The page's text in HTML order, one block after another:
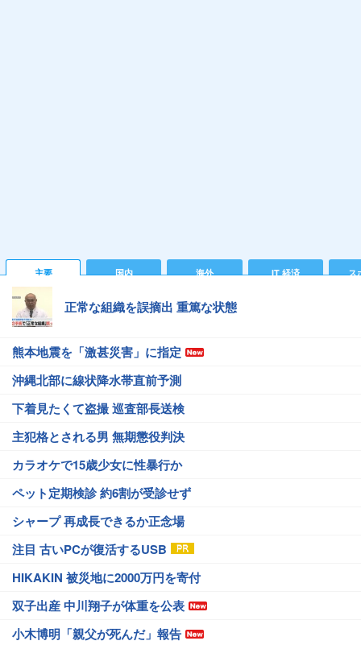
主要 国内 海外 IT 経済 ス
正常な組織を誤摘出 重篤な状態
熊本地震を「激甚災害」に指定
沖縄北部に線状降水帯直前予測
下着見たくて盗撮 巡査部長送検
主犯格とされる男 無期懲役判決
カラオケで15歳少女に性暴行か
ペット定期検診 約6割が受診せず
シャープ 再成長できるか正念場
注目 古いPCが復活するUSB
HIKAKIN 被災地に2000万円を寄付
双子出産 中川翔子が体重を公表
小木博明「親父が死んだ」報告